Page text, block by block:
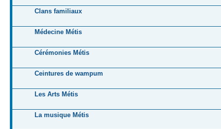
Clans familiaux
Médecine Métis
Cérémonies Métis
Ceintures de wampum
Les Arts Métis
La musique Métis